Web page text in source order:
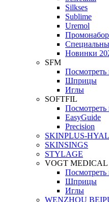
Silkses
Sublime
Uremol
Новинки
SFM
Посмотреть
Шприцы
Иглы
SOFTFIL
Посмотреть
EasyGuide
Precision
SKINPLUS-HYAL
SKINSINGS
STYLAGE
VOGT MEDICAL
Посмотреть
Шприцы
Иглы
WENZHOU